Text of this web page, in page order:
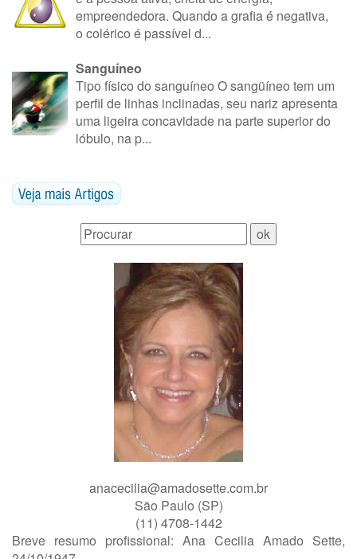
empreendedora. Quando a grafia é negativa,
o colérico é passível d...
Sanguíneo
Tipo físico do sanguíneo O sangüíneo tem um
perfil de linhas inclinadas, seu nariz apresenta
uma ligeira concavidade na parte superior do
lóbulo, na p...
anacecilia@amadosette.com.br
São Paulo (SP)
(11) 4708-1442
Breve resumo profissional: Ana Cecilia Amado Sette,